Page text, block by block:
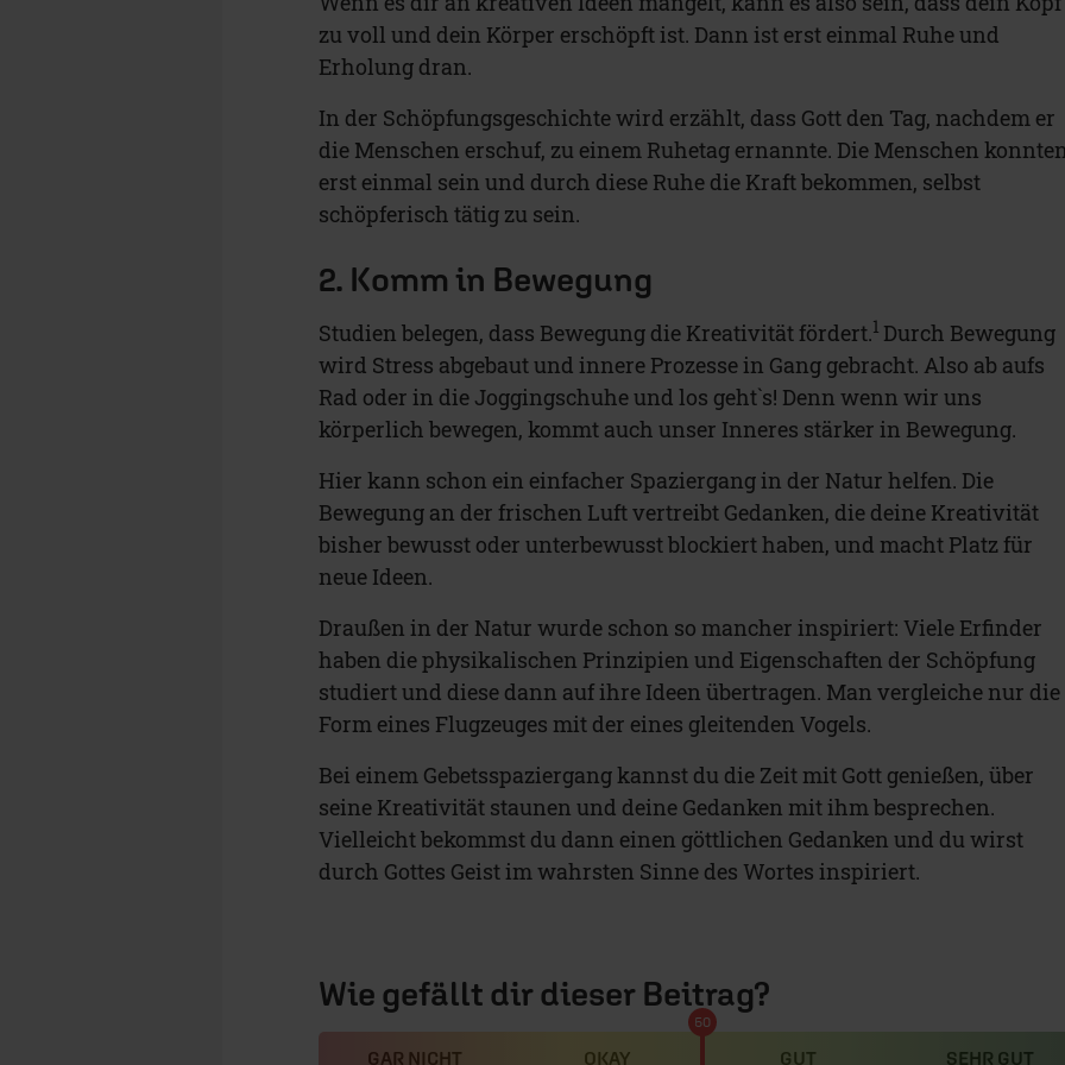
zu voll und dein Körper erschöpft ist. Dann ist erst einmal Ruhe und
Erholung dran.
In der Schöpfungsgeschichte wird erzählt, dass Gott den Tag, nachdem er
die Menschen erschuf, zu einem Ruhetag ernannte. Die Menschen
erst einmal sein und durch diese Ruhe die Kraft bekommen, selbst
schöpferisch tätig zu sein.
2. Komm in Bewegung
Studien belegen, dass Bewegung die Kreativität fördert.1 Durch Bewegung
wird Stress abgebaut und innere Prozesse in Gang gebracht. Also ab aufs
Rad oder in die Joggingschuhe und los geht`s! Denn wenn wir uns
körperlich bewegen, kommt auch unser Inneres stärker in Bewegung.
Hier kann schon ein einfacher Spaziergang in der Natur helfen. Die
Bewegung an der frischen Luft vertreibt Gedanken, die deine Kreativität
bisher bewusst oder unterbewusst blockiert haben, und macht Platz für
neue Ideen.
Draußen in der Natur wurde schon so mancher inspiriert: Viele Erfinder
haben die physikalischen Prinzipien und Eigenschaften der Schöpfung
studiert und diese dann auf ihre Ideen übertragen. Man vergleiche nur die
Form eines Flugzeuges mit der eines gleitenden Vogels.
Bei einem Gebetsspaziergang kannst du die Zeit mit Gott genießen, über
seine Kreativität staunen und deine Gedanken mit ihm besprechen.
Vielleicht bekommst du dann einen göttlichen Gedanken und du wirst
durch Gottes Geist im wahrsten Sinne des Wortes inspiriert.
Wie gefällt dir dieser Beitrag?
GAR NICHT OKAY GUT SEHR GUT
50